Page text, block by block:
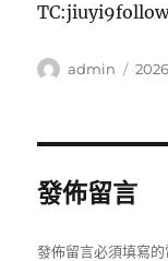
作
admin
發
發佈留言
發佈留言必須填寫